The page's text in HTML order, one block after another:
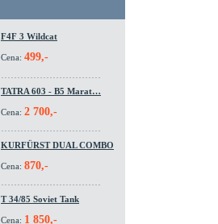
F4F 3 Wildcat
Cena: 499,-
TATRA 603 - B5 Marat…
Cena: 2 700,-
KURFÜRST DUAL COMBO
Cena: 870,-
T 34/85 Soviet Tank
Cena: 1 850,-